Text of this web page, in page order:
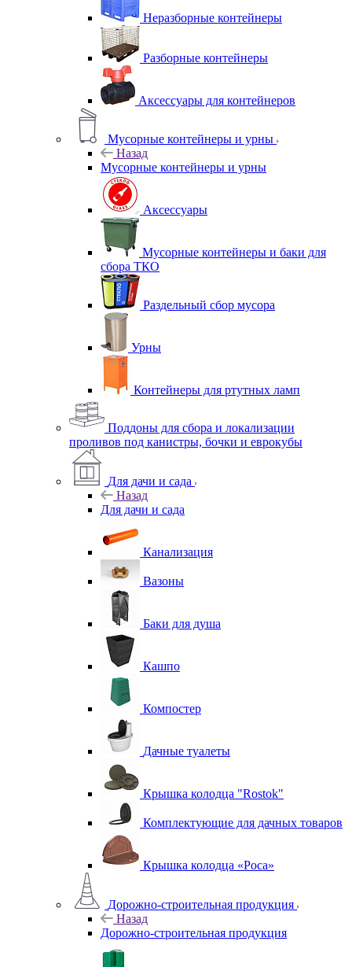
Неразборные контейнеры
Разборные контейнеры
Аксессуары для контейнеров
Мусорные контейнеры и урны
Назад
Мусорные контейнеры и урны
Аксессуары
Мусорные контейнеры и баки для
сбора ТКО
Раздельный сбор мусора
Урны
Контейнеры для ртутных ламп
Поддоны для сбора и локализации
проливов под канистры, бочки и еврокубы
Для дачи и сада
Назад
Для дачи и сада
Канализация
Вазоны
Баки для душа
Кашпо
Компостер
Дачные туалеты
Крышка колодца "Rostok"
Комплектующие для дачных товаров
Крышка колодца «Роса»
Дорожно-строительная продукция
Назад
Дорожно-строительная продукция